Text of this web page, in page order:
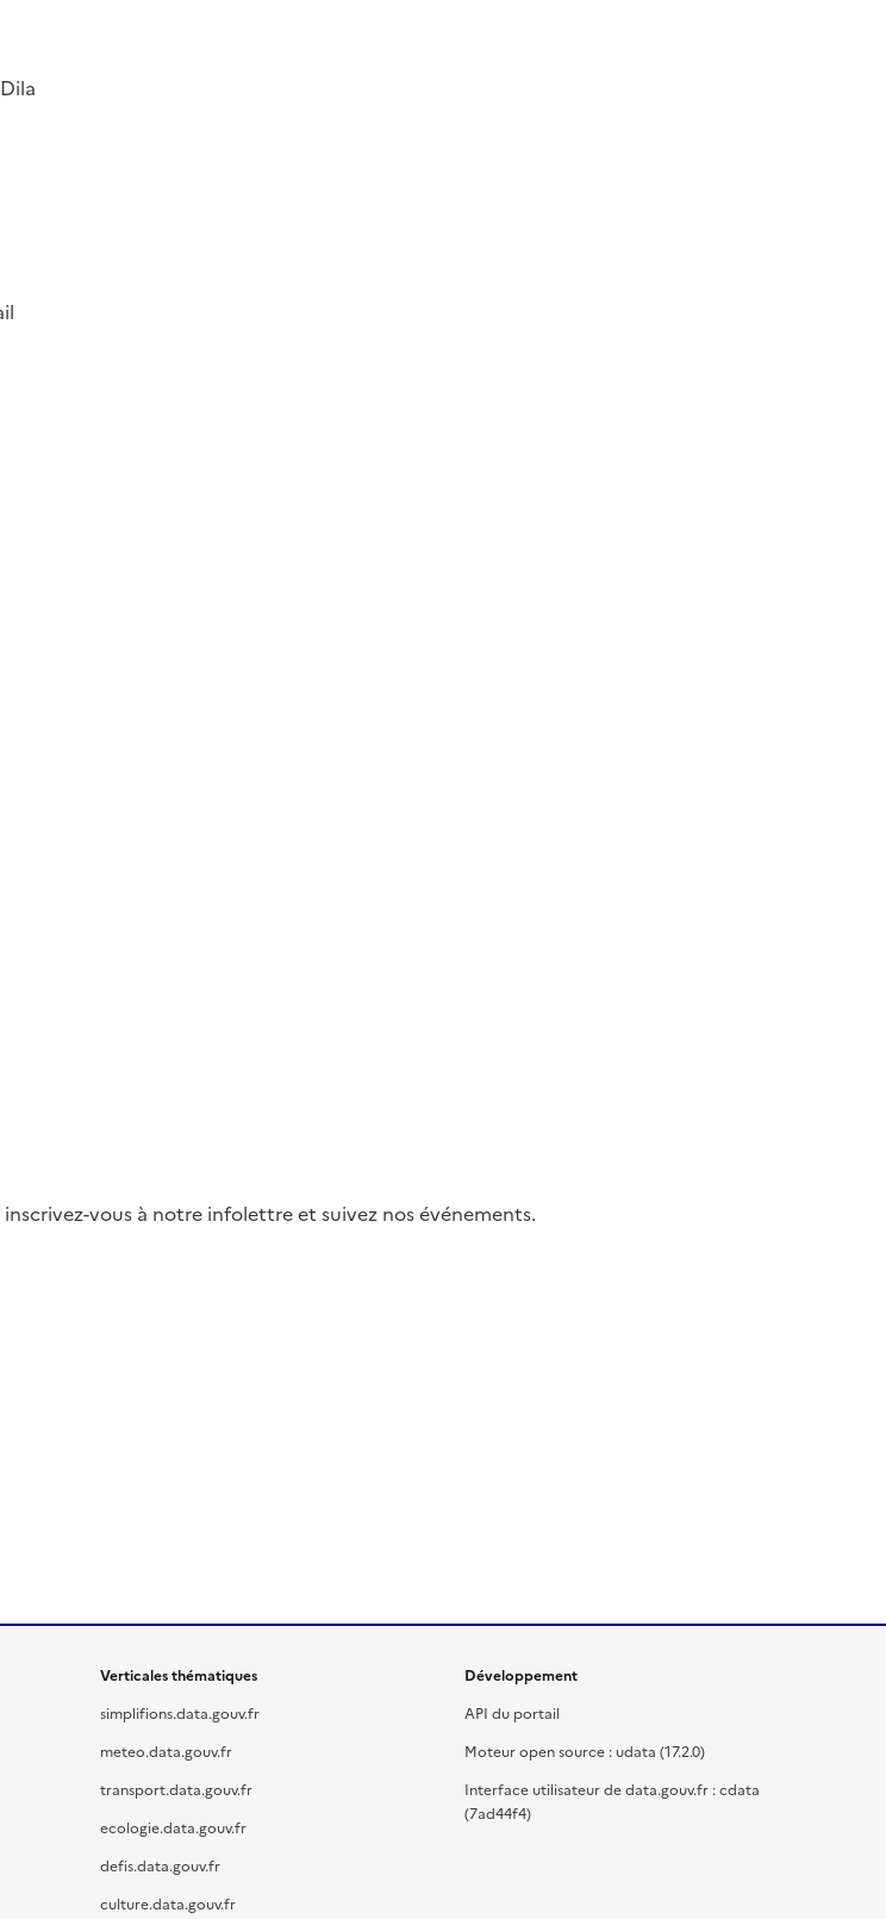
vous à notre infolettre et suivez nos événements.
Verticales thématiques
simplifions.data.gouv.fr
meteo.data.gouv.fr
transport.data.gouv.fr
ecologie.data.gouv.fr
defis.data.gouv.fr
culture.data.gouv.fr
Développement
API du portail
Moteur open source : udata (17.2.0)
Interface utilisateur de data.gouv.fr : cdata
(7ad44f4)